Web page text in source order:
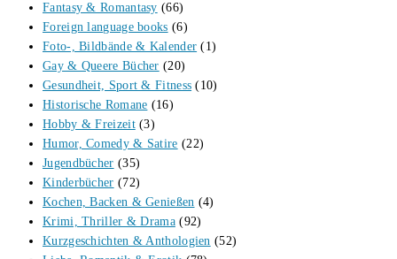
Fantasy & Romantasy (66)
Foreign language books (6)
Foto-, Bildbände & Kalender (1)
Gay & Queere Bücher (20)
Gesundheit, Sport & Fitness (10)
Historische Romane (16)
Hobby & Freizeit (3)
Humor, Comedy & Satire (22)
Jugendbücher (35)
Kinderbücher (72)
Kochen, Backen & Genießen (4)
Krimi, Thriller & Drama (92)
Kurzgeschichten & Anthologien (52)